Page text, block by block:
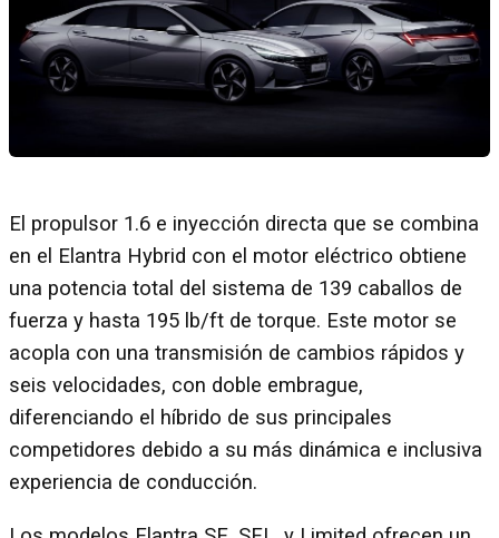
El propulsor 1.6 e inyección directa que se combina
en el Elantra Hybrid con el motor eléctrico obtiene
una potencia total del sistema de 139 caballos de
fuerza y hasta 195 lb/ft de torque. Este motor se
acopla con una transmisión de cambios rápidos y
seis velocidades, con doble embrague,
diferenciando el híbrido de sus principales
competidores debido a su más dinámica e inclusiva
experiencia de conducción.